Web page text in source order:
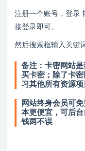
注册一个账号，登录
接登录即可。
然后搜索框输入关键
备注：卡密网站
买卡密；除了卡
习其他所有资源项
网站终身会员可
本更便宜，可后
钱两不误